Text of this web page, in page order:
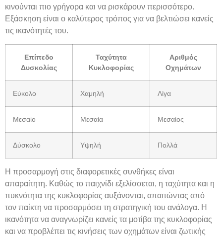
κινούνται πιο γρήγορα και να ρισκάρουν περισσότερο.
Εξάσκηση είναι ο καλύτερος τρόπος για να βελτιώσει κανείς
τις ικανότητές του.
Επίπεδο
Δυσκολίας
Ταχύτητα
Κυκλοφορίας
Αριθμός
Οχημάτων
Εύκολο Χαμηλή Λίγα
Μεσαίο Μεσαία Μεσαίος
Δύσκολο Υψηλή Πολλά
Η προσαρμογή στις διαφορετικές συνθήκες είναι
απαραίτητη. Καθώς το παιχνίδι εξελίσσεται, η ταχύτητα και η
πυκνότητα της κυκλοφορίας αυξάνονται, απαιτώντας από
τον παίκτη να προσαρμόσει τη στρατηγική του ανάλογα. Η
ικανότητα να αναγνωρίζει κανείς τα μοτίβα της κυκλοφορίας
και να προβλέπει τις κινήσεις των οχημάτων είναι ζωτικής